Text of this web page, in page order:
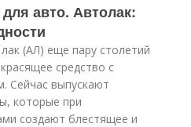
авто. Автолак:
(АЛ) еще пару столетий
средство с
Сейчас выпускают
которые при
создают блестящее и